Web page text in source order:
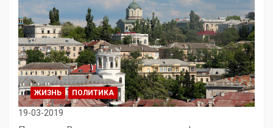
ЖИЗНЬ ПОЛИТИКА
19-03-2019